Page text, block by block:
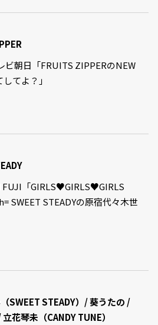
ビ朝日「FRUITS ZIPPERのNEW
てよ？」
FUJI「GIRLS♥GIRLS♥GIRLS
SWEET STEADYの原宿代々木世
SWEET STEADY）/ 葵うたの /
花琴未（CANDY TUNE）